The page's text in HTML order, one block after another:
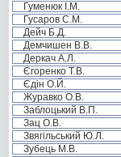
Гуменюк І.М.
Гусаров С.М.
Дейч Б.Д.
Демчишен В.В.
Деркач А.Л.
Єгоренко Т.В.
Єдін О.Й.
Журавко О.В.
Заблоцький В.П.
Зац О.В.
Звягільський Ю.Л.
Зубець М.В.